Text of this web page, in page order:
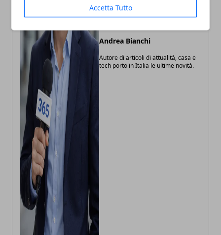
Accetta Tutto
Andrea Bianchi
Autore di articoli di attualità, casa e
tech porto in Italia le ultime novità.